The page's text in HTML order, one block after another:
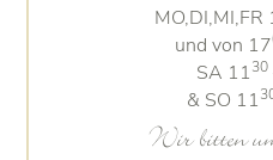
MO,DI,MI,FR
und von 17
SA 1130
& SO 11
Wir bitten